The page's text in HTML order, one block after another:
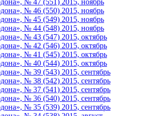
№ 46 (550) 2015, ноябрь
№ 45 (549) 2015, ноябрь
№ 44 (548) 2015, ноябрь
№ 43 (547) 2015, октябрь
№ 42 (546) 2015, октябрь
№ 41 (545) 2015, октябрь
№ 40 (544) 2015, октябрь
№ 39 (543) 2015, сентябрь
№ 38 (542) 2015, сентябрь
№ 37 (541) 2015, сентябрь
№ 36 (540) 2015, сентябрь
№ 35 (539) 2015, сентябрь